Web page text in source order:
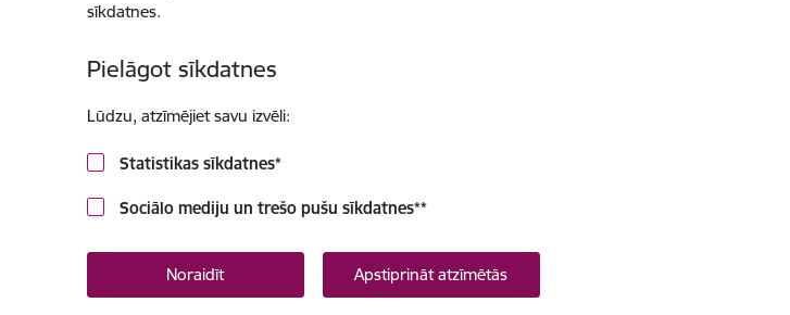
sīkdatnes.
Pielāgot sīkdatnes
Lūdzu, atzīmējiet savu izvēli:
Statistikas sīkdatnes*
Sociālo mediju un trešo pušu sīkdatnes**
Noraidīt Apstiprināt atzīmētās